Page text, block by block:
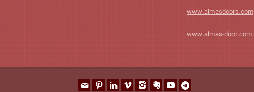
www.almasdoors.com
www.almas-door.com